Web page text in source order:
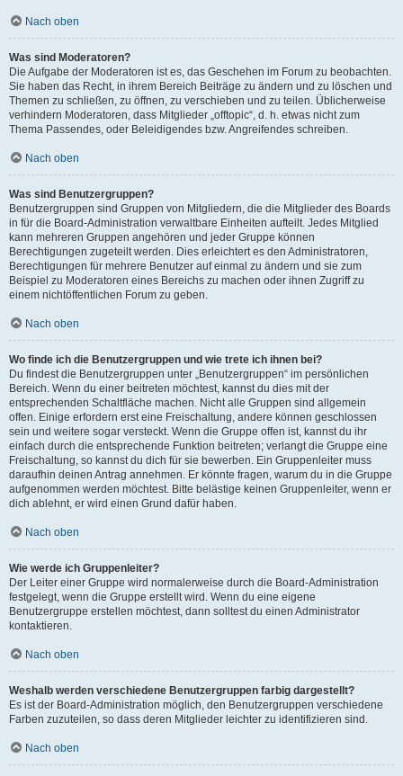
Nach oben
Was sind Moderatoren?
Die Aufgabe der Moderatoren ist es, das Geschehen im Forum zu beobachten.
Sie haben das Recht, in ihrem Bereich Beiträge zu ändern und zu löschen und
Themen zu schließen, zu öffnen, zu verschieben und zu teilen. Üblicherweise
verhindern Moderatoren, dass Mitglieder „offtopic“, d. h. etwas nicht zum
Thema Passendes, oder Beleidigendes bzw. Angreifendes schreiben.
Nach oben
Was sind Benutzergruppen?
Benutzergruppen sind Gruppen von Mitgliedern, die die Mitglieder des Boards
in für die Board-Administration verwaltbare Einheiten aufteilt. Jedes Mitglied
kann mehreren Gruppen angehören und jeder Gruppe können
Berechtigungen zugeteilt werden. Dies erleichtert es den Administratoren,
Berechtigungen für mehrere Benutzer auf einmal zu ändern und sie zum
Beispiel zu Moderatoren eines Bereichs zu machen oder ihnen Zugriff zu
einem nichtöffentlichen Forum zu geben.
Nach oben
Wo finde ich die Benutzergruppen und wie trete ich ihnen bei?
Du findest die Benutzergruppen unter „Benutzergruppen“ im persönlichen
Bereich. Wenn du einer beitreten möchtest, kannst du dies mit der
entsprechenden Schaltfläche machen. Nicht alle Gruppen sind allgemein
offen. Einige erfordern erst eine Freischaltung, andere können geschlossen
sein und weitere sogar versteckt. Wenn die Gruppe offen ist, kannst du ihr
einfach durch die entsprechende Funktion beitreten; verlangt die Gruppe eine
Freischaltung, so kannst du dich für sie bewerben. Ein Gruppenleiter muss
daraufhin deinen Antrag annehmen. Er könnte fragen, warum du in die Gruppe
aufgenommen werden möchtest. Bitte belästige keinen Gruppenleiter, wenn er
dich ablehnt, er wird einen Grund dafür haben.
Nach oben
Wie werde ich Gruppenleiter?
Der Leiter einer Gruppe wird normalerweise durch die Board-Administration
festgelegt, wenn die Gruppe erstellt wird. Wenn du eine eigene
Benutzergruppe erstellen möchtest, dann solltest du einen Administrator
kontaktieren.
Nach oben
Weshalb werden verschiedene Benutzergruppen farbig dargestellt?
Es ist der Board-Administration möglich, den Benutzergruppen verschiedene
Farben zuzuteilen, so dass deren Mitglieder leichter zu identifizieren sind.
Nach oben